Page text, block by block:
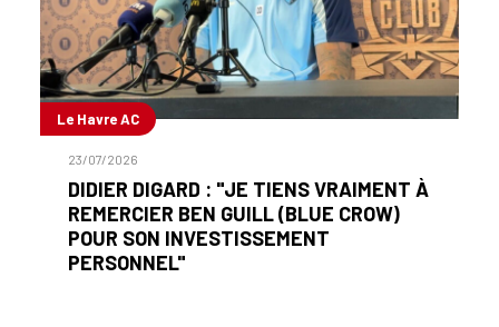
Le Havre AC
23/07/2026
DIDIER DIGARD : "JE TIENS VRAIMENT À
REMERCIER BEN GUILL (BLUE CROW)
POUR SON INVESTISSEMENT
PERSONNEL"